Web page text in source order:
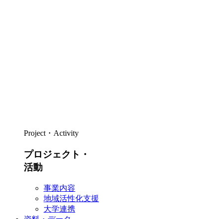
Project・Activity
プロジェクト・
活動
事業内容
地域活性化支援
大学連携